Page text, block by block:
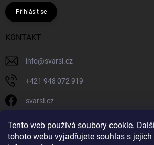
Tento web používá soubory cookie.
tohoto webu vyjadřujete souhlas s
Přihlásit se
KONTAKT
info@svarsi.cz
+421 948 072 919
svarsi.cz
svarsi.cz